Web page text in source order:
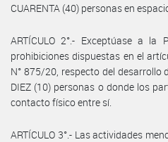
CUARENTA (40) personas en
ARTÍCULO 2°.- Exceptúase a
prohibiciones dispuestas en el
N° 875/20, respecto del desarrollo
DIEZ (10) personas o donde los
contacto físico entre sí.
ARTÍCULO 3°.- Las actividades